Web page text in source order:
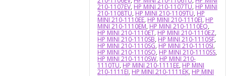
210-1107EV, HP MINI 210-1107TU, HP MINI
210-1108TU, HP MINI 210-1109TU, HP
MINI 210-1110EE, HP MINI 210-1110EJ, HP
MINI 210-1110EM, HP MINI 210-1110EQ,
HP MINI 210-1110ET, HP MINI 210-1110EZ,
HP MINI 210-1110SB, HP MINI 210-1110SF,
HP MINI 210-1110SG, HP MINI 210-1110SI,
HP MINI 210-1110SO, HP MINI 210-1110SS,
HP MINI 210-1110SW, HP MINI 210-
1110TU, HP MINI 210-1111EE, HP MINI
210-1111EI, HP MINI 210-1111EK, HP MINI